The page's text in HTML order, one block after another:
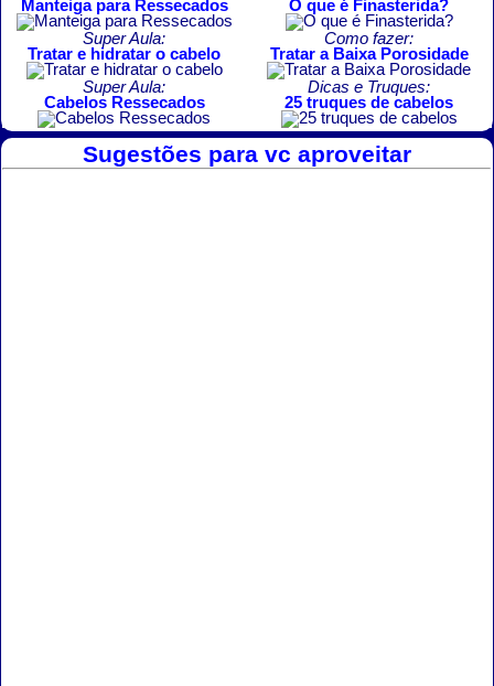
Manteiga para Ressecados
O que é Finasterida?
Super Aula:
Tratar e hidratar o cabelo
Como fazer:
Tratar a Baixa Porosidade
Super Aula:
Cabelos Ressecados
Dicas e Truques:
25 truques de cabelos
Sugestões para vc aproveitar